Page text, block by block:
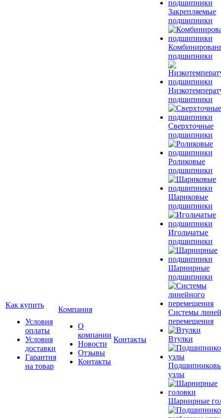
Как купить
Условия
оплаты
Условия
доставки
Гарантия
на товар
Компания
О
компании
Новости
Отзывы
Контакты
Контакты
Закрепляемые
подшипники
подшипники
подшипники
Сверхточные
подшипники
Роликовые
подшипники
Шариковые
подшипники
Игольчатые
подшипники
Шарнирные
подшипники
Системы
перемещения
Втулки
узлы
Шарнирные